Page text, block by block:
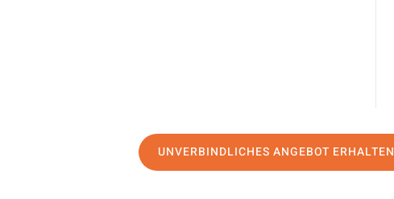
UNVERBINDLICHES ANGEBOT ERHALTEN